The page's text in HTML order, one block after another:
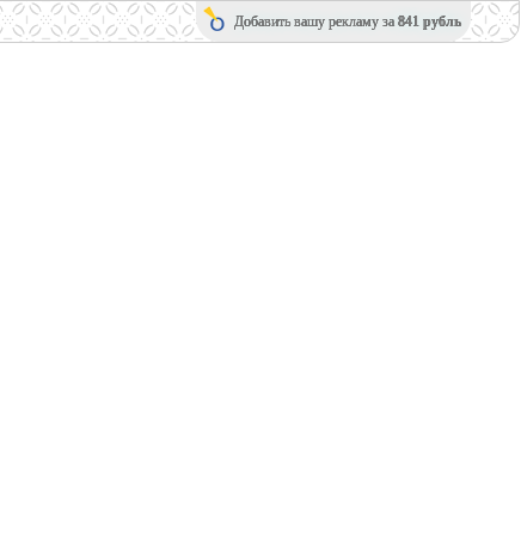
Добавить вашу рекламу за 841 рубль